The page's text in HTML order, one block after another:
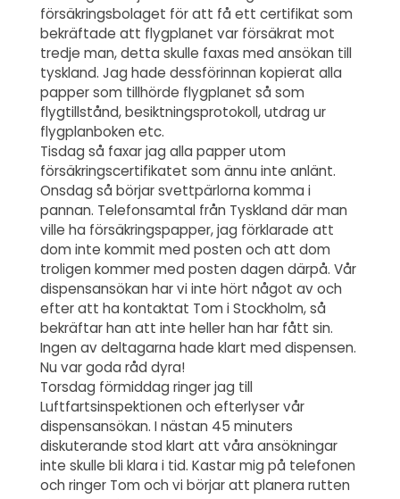
försäkringsbolaget för att få ett certifikat som
bekräftade att flygplanet var försäkrat mot
tredje man, detta skulle faxas med ansökan till
tyskland. Jag hade dessförinnan kopierat alla
papper som tillhörde flygplanet så som
flygtillstånd, besiktningsprotokoll, utdrag ur
flygplanboken etc.
Tisdag så faxar jag alla papper utom
försäkringscertifikatet som ännu inte anlänt.
Onsdag så börjar svettpärlorna komma i
pannan. Telefonsamtal från Tyskland där man
ville ha försäkringspapper, jag förklarade att
dom inte kommit med posten och att dom
troligen kommer med posten dagen därpå. Vår
dispensansökan har vi inte hört något av och
efter att ha kontaktat Tom i Stockholm, så
bekräftar han att inte heller han har fått sin.
Ingen av deltagarna hade klart med dispensen.
Nu var goda råd dyra!
Torsdag förmiddag ringer jag till
Luftfartsinspektionen och efterlyser vår
dispensansökan. I nästan 45 minuters
diskuterande stod klart att våra ansökningar
inte skulle bli klara i tid. Kastar mig på telefonen
och ringer Tom och vi börjar att planera rutten